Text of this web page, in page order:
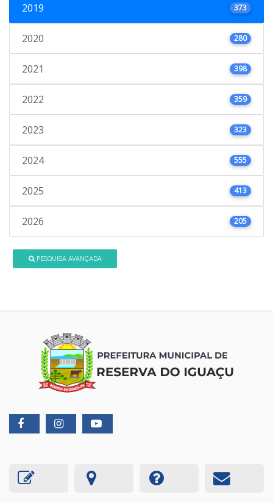
2019 373
2020 280
2021 398
2022 359
2023 323
2024 555
2025 413
2026 205
PESQUISA AVANÇADA